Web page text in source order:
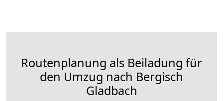
Routenplanung als Beiladung für
den Umzug nach Bergisch
Gladbach